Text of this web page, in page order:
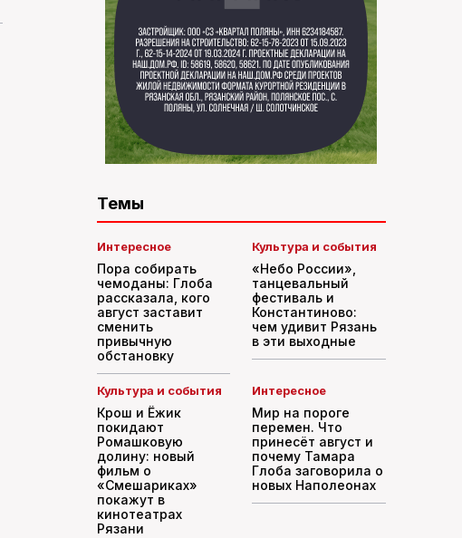
Темы
Интересное
Пора собирать
чемоданы: Глоба
рассказала, кого
август заставит
сменить
привычную
обстановку
Культура и события
«Небо России»,
танцевальный
фестиваль и
Константиново:
чем удивит Рязань
в эти выходные
Культура и события
Крош и Ёжик
покидают
Ромашковую
долину: новый
фильм о
«Смешариках»
покажут в
кинотеатрах
Рязани
Интересное
Мир на пороге
перемен. Что
принесёт август и
почему Тамара
Глоба заговорила о
новых Наполеонах